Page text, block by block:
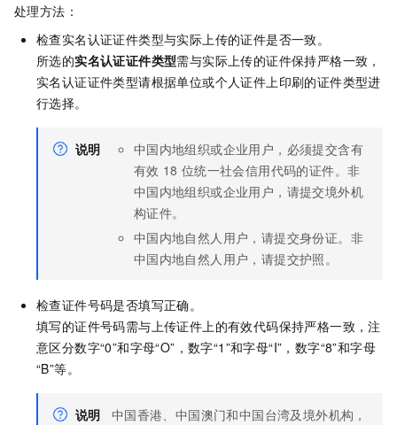
处理方法：
检查实名认证证件类型与实际上传的证件是否一致。
所选的实名认证证件类型需与实际上传的证件保持严格一致，
实名认证证件类型请根据单位或个人证件上印刷的证件类型进
行选择。
说明 中国内地组织或企业用户，必须提交含有
有效 18 位统一社会信用代码的证件。非
中国内地组织或企业用户，请提交境外机
构证件。
中国内地自然人用户，请提交身份证。 非
中国内地自然人用户，请提交护照。
检查证件号码是否填写正确。
填写的证件号码需与上传证件上的有效代码保持严格一致，注
意区分数字“0”和字母“O”，数字“1”和字母“I”，数字“8”和字母
“B”等。
说明
中国香港、中国澳门和中国台湾及境外机构，